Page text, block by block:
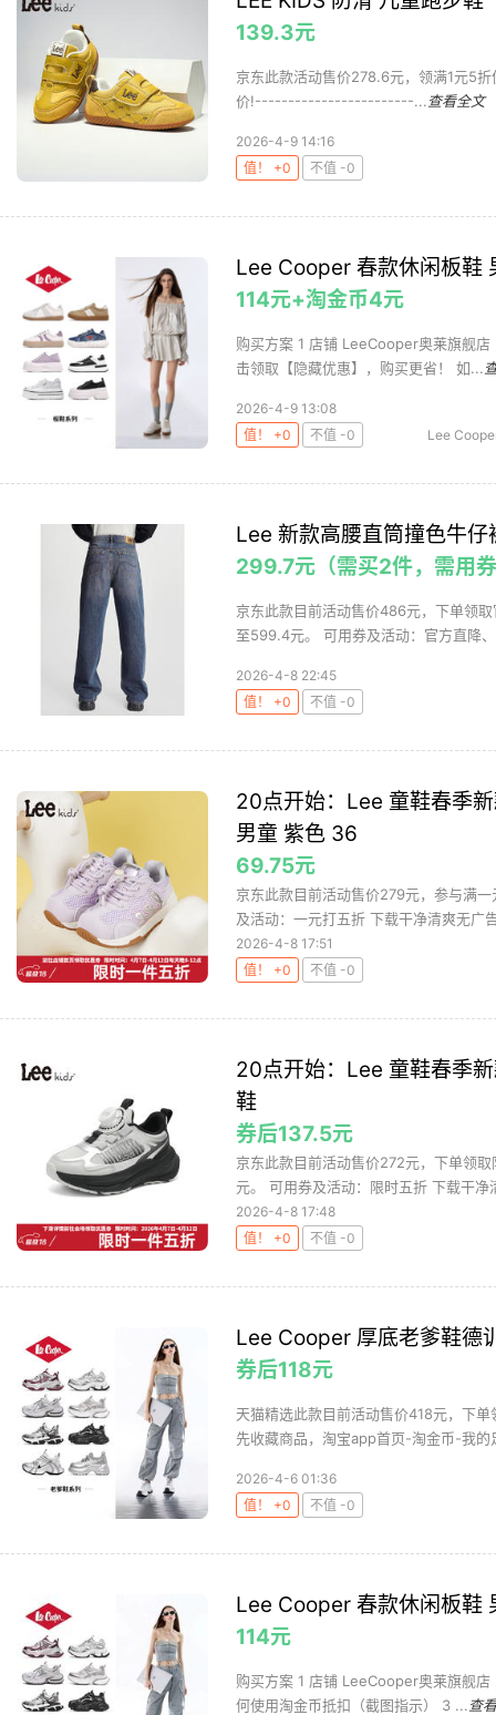
139.3元
京东此款活动售价278.6元，领满1元5
价!------------------------... 查看全文
2026-4-9 14:16
值！ +0
不值 -0
Lee Cooper 春款休闲板鞋
114元+淘金币4元
购买方案 1 店铺 LeeCooper奥莱旗舰
击领取【隐藏优惠】，购买更省！ 如...
2026-4-9 13:08
值！ +0
不值 -0 Lee
Lee 新款高腰直筒撞色牛仔
299.7元（需买2件，需用
京东此款目前活动售价486元，下单领
至599.4元。 可用券及活动：官方直降
2026-4-8 22:45
值！ +0
不值 -0
20点开始：Lee 童鞋春季
男童 紫色 36
69.75元
京东此款目前活动售价279元，参与满
及活动：一元打五折 下载干净清爽无广
2026-4-8 17:51
值！ +0
不值 -0
20点开始：Lee 童鞋春季
鞋
券后137.5元
京东此款目前活动售价272元，下单领
元。 可用券及活动：限时五折 下载干净
2026-4-8 17:48
值！ +0
不值 -0
Lee Cooper 厚底老爹鞋德
券后118元
天猫精选此款目前活动售价418元，下
先收藏商品，淘宝app首页-淘金币-我的
2026-4-6 01:36
值！ +0
不值 -0
Lee Cooper 春款休闲板鞋
114元
购买方案 1 店铺 LeeCooper奥莱旗舰
何使用淘金币抵扣（截图指示） 3 ... 查